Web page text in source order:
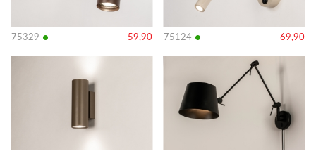
75329 • 59,90 75124 • 69,90